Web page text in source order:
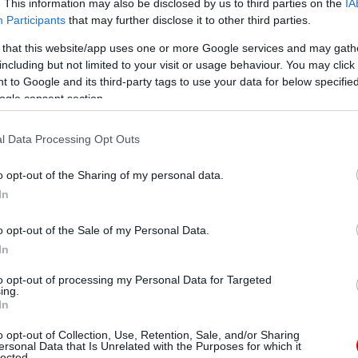
This information may also be disclosed by us to third parties on the
Participants that may further disclose it to other third parties.
that this website/app uses one or more Google services and may
but not limited to your visit or usage behaviour. You may
to Google and its third-party tags to use your data for below
consent section.
Data Processing Opt Outs
opt-out of the Sharing of my personal data.
opt-out of the Sale of my Personal Data.
opt-out of processing my Personal Data for Targeted
opt-out of Collection, Use, Retention, Sale, and/or Sharing
Data that Is Unrelated with the Purposes for which it
megfelelnie. Jól bánik a labdával, passzai és
volt a labdatartás és más területeken, hogy több
csapatban, bár hogy olyan kemény védõ legyen, mint
Unitedhez a Ballyclare Coltstól igazolt három
szívében is bizonyított tavaly, miután a klub ifjúsági
ez jó vagy rossz ómen? Kiderül holnap délután.) A
biztosítva helyét a bajnoki elõdöntõben, ahol Paddy a
a gyõzelmet. Bár az alacsonyabb játékosok
és akkor sincs megilletõdve, ha távolról kell